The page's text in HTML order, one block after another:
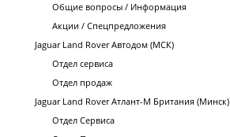
Общие вопросы / Информация
Акции / Спецпредложения
Jaguar Land Rover Автодом (МСК)
Отдел сервиса
Отдел продаж
Jaguar Land Rover Атлант-М Британия (Минск)
Отдел Сервиса